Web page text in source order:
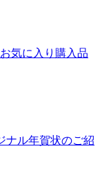
気に入り購入品
ナル年賀状のご紹